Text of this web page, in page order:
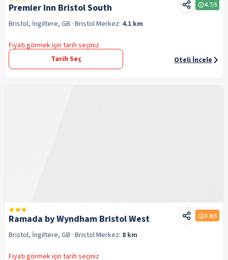
Premier Inn Bristol South 4.7/5
Bristol, İngiltere, GB · BristolMerkez: 4.1 km
Fiyatı görmek için tarih seçiniz
Tarih Seç
Oteli İncele
Ramada by Wyndham Bristol West 3.9/5
Bristol, İngiltere, GB · BristolMerkez: 8 km
Fiyatı görmek için tarih seçiniz